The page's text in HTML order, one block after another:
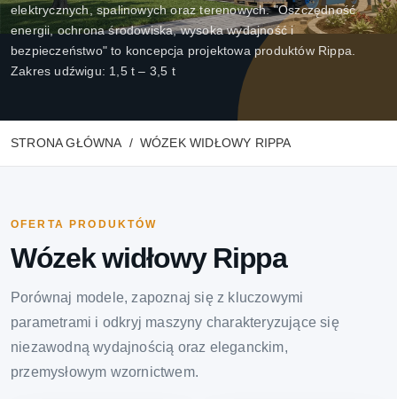
elektrycznych, spalinowych oraz terenowych. "Oszczędność
energii, ochrona środowiska, wysoka wydajność i
bezpieczeństwo" to koncepcja projektowa produktów Rippa.
Zakres udźwigu: 1,5 t – 3,5 t
STRONA GŁÓWNA WÓZEK WIDŁOWY RIPPA
OFERTA PRODUKTÓW
Wózek widłowy Rippa
Porównaj modele, zapoznaj się z kluczowymi
parametrami i odkryj maszyny charakteryzujące się
niezawodną wydajnością oraz eleganckim,
przemysłowym wzornictwem.